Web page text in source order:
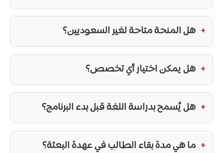
هل المنحة متاحة لغير السعوديين؟
هل يمكن اختيار أي تخصص؟
هل يُسمح بدراسة اللغة قبل بدء البرنامج؟
ما هي مدة بقاء الطالب في عهدة البعثة؟